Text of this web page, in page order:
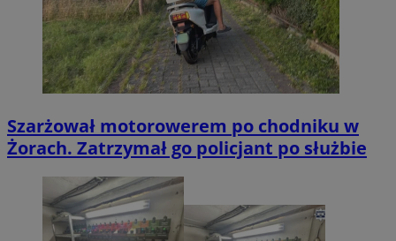
Szarżował motorowerem po chodniku w
Żorach. Zatrzymał go policjant po służbie